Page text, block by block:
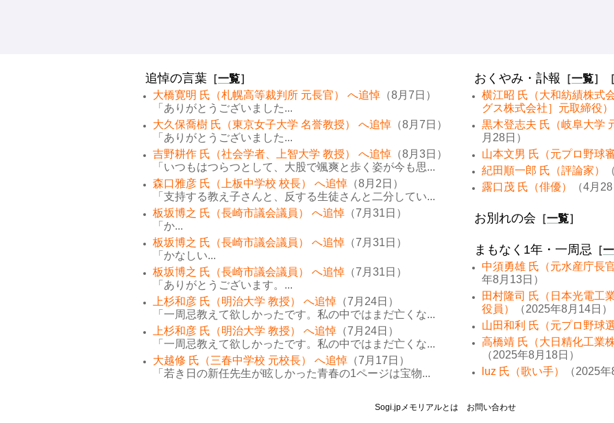
追悼の言葉 ［一覧］
大橋寛明 氏（札幌高等裁判所 元長官） へ追悼 （8月7日）
「ありがとうございました...
大久保喬樹 氏（東京女子大学 名誉教授） へ追悼 （8月7日）
「ありがとうございました...
吉野耕作 氏（社会学者、上智大学 教授） へ追悼 （8月3日）
「いつもはつらつとして、大股で颯爽と歩く姿が今も思...
森口雅彦 氏（上板中学校 校長） へ追悼 （8月2日）
「支持する教え子さんと、反する生徒さんと二分してい...
板坂博之 氏（長崎市議会議員） へ追悼 （7月31日）
「か...
板坂博之 氏（長崎市議会議員） へ追悼 （7月31日）
「かなしい...
板坂博之 氏（長崎市議会議員） へ追悼 （7月31日）
「ありがとうございます。...
上杉和彦 氏（明治大学 教授） へ追悼 （7月24日）
「一周忌教えて欲しかったです。私の中ではまだ亡くな...
上杉和彦 氏（明治大学 教授） へ追悼 （7月24日）
「一周忌教えて欲しかったです。私の中ではまだ亡くな...
大越修 氏（三春中学校 元校長） へ追悼 （7月17日）
「若き日の新任先生が眩しかった青春の1ページは宝物...
おくやみ・訃報 ［一覧］
横江昭 氏（大和紡績株式
グス株式会社］元取締役）
黒木登志夫 氏（岐阜大学
月28日）
山本文男 氏（元プロ野球
紀田順一郎 氏（評論家）
露口茂 氏（俳優）
（4月
お別れの会 ［一覧］
まもなく1年・一周忌 ［
中須勇雄 氏（元水産庁長
年8月13日）
田村隆司 氏（日本光電工
役員）
（2025年8月14日）
山田和利 氏（元プロ野球
高橋靖 氏（大日精化工業
（2025年8月18日）
luz 氏（歌い手）
（2025
Sogi.jpメモリアルとは
お問い合わせ